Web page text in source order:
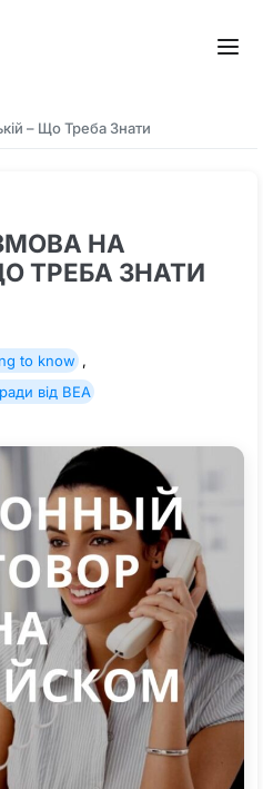
– Що Треба Знати
НА
ТРЕБА ЗНАТИ
to know ,
від BEA